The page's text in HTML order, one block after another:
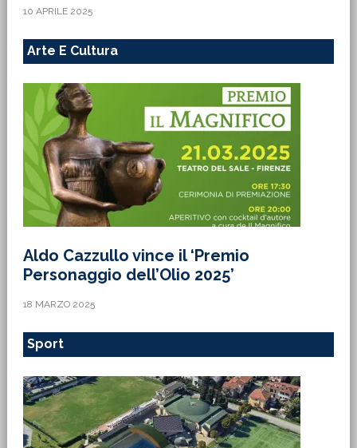
10 APRILE 2025
Arte E Cultura
Aldo Cazzullo vince il ‘Premio
Personaggio dell’Olio 2025’
18 MARZO 2025
Sport